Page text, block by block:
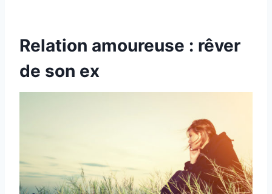
Relation amoureuse : rêver
de son ex